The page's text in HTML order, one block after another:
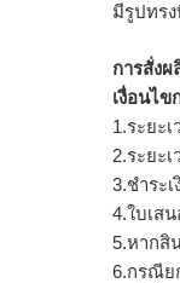
มีรูปทร
การสั่ง
เงื่อนไข
1.ระยะ
2.ระยะ
3.ชำระ
4.ใบเส
5.หากสิ
6.กรณีย